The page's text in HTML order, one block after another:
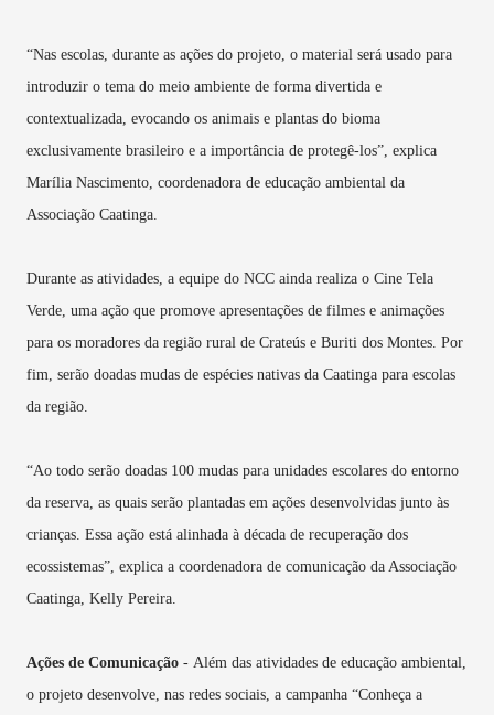
“Nas escolas, durante as ações do projeto, o material será usado para
introduzir o tema do meio ambiente de forma divertida e
contextualizada, evocando os animais e plantas do bioma
exclusivamente brasileiro e a importância de protegê-los”, explica
Marília Nascimento, coordenadora de educação ambiental da
Associação Caatinga.
Durante as atividades, a equipe do NCC ainda realiza o Cine Tela
Verde, uma ação que promove apresentações de filmes e animações
para os moradores da região rural de Crateús e Buriti dos Montes. Por
fim, serão doadas mudas de espécies nativas da Caatinga para escolas
da região.
“Ao todo serão doadas 100 mudas para unidades escolares do entorno
da reserva, as quais serão plantadas em ações desenvolvidas junto às
crianças. Essa ação está alinhada à década de recuperação dos
ecossistemas”, explica a coordenadora de comunicação da Associação
Caatinga, Kelly Pereira.
Ações de Comunicação - Além das atividades de educação ambiental,
o projeto desenvolve, nas redes sociais, a campanha “Conheça a